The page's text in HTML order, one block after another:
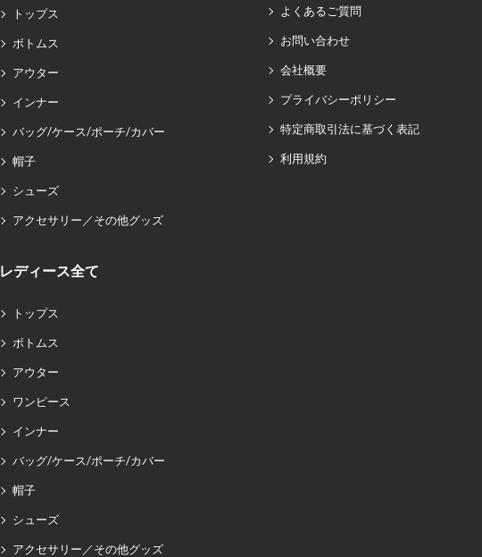
トップス
ボトムス
アウター
インナー
バッグ/ケース/ポーチ/カバー
帽子
シューズ
アクセサリー／その他グッズ
レディース全て
トップス
ボトムス
アウター
ワンピース
インナー
バッグ/ケース/ポーチ/カバー
帽子
シューズ
アクセサリー／その他グッズ
よくあるご質問
お問い合わせ
会社概要
プライバシーポリシー
特定商取引法に基づく表記
利用規約